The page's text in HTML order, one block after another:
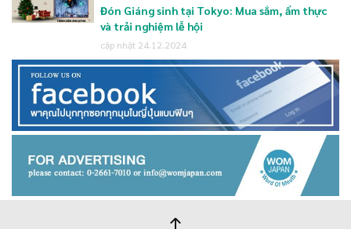
Đón Giáng sinh tại Tokyo: Mua sắm, ẩm thực
và trải nghiệm lễ hội
cập nhật 24.12.2024